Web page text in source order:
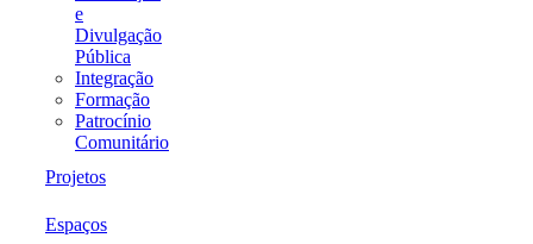
e
Divulgação
Pública
Integração
Formação
Patrocínio
Comunitário
Projetos
Espaços